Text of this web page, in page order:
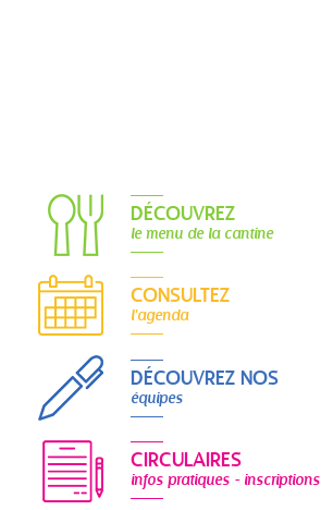
DÉCOUVREZ
le menu de la cantine
CONSULTEZ
l'agenda
DÉCOUVREZ NOS
équipes
CIRCULAIRES
infos pratiques - inscriptions